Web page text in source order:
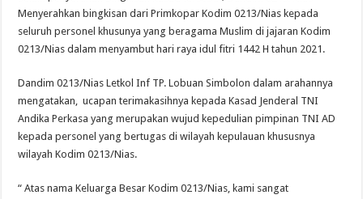
Menyerahkan bingkisan dari Primkopar Kodim 0213/Nias kepada
seluruh personel khusunya yang beragama Muslim di jajaran Kodim
0213/Nias dalam menyambut hari raya idul fitri 1442 H tahun 2021.
Dandim 0213/Nias Letkol Inf TP. Lobuan Simbolon dalam arahannya
mengatakan, ucapan terimakasihnya kepada Kasad Jenderal TNI
Andika Perkasa yang merupakan wujud kepedulian pimpinan TNI AD
kepada personel yang bertugas di wilayah kepulauan khususnya
wilayah Kodim 0213/Nias.
“ Atas nama Keluarga Besar Kodim 0213/Nias, kami sangat